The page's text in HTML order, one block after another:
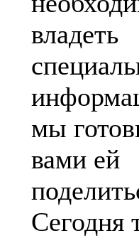
владеть
мы
вами ей
Сегодня